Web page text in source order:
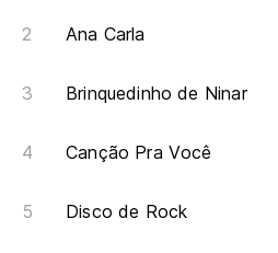
Ana Carla
Brinquedinho de Ninar
Canção Pra Você
Disco de Rock